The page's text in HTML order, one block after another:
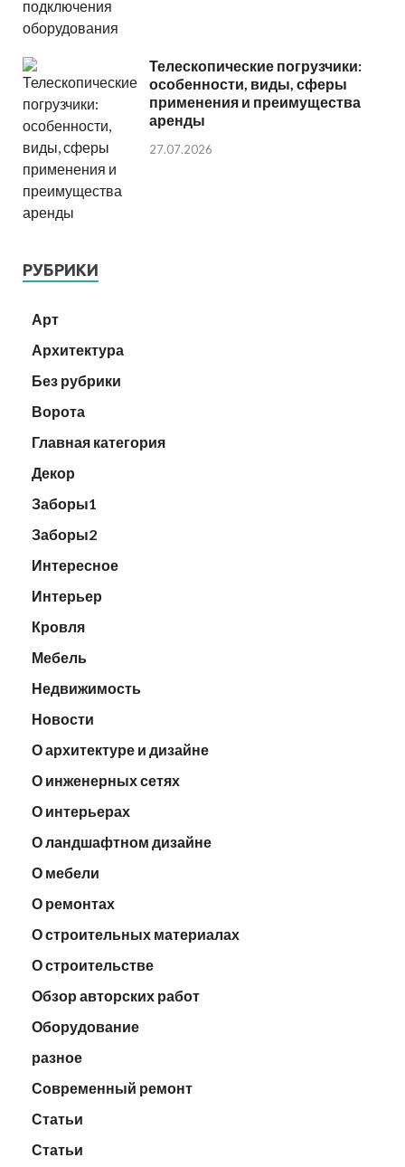
Телескопические погрузчики:
особенности, виды, сферы
применения и преимущества
аренды
27.07.2026
РУБРИКИ
Арт
Архитектура
Без рубрики
Ворота
Главная категория
Декор
Заборы1
Заборы2
Интересное
Интерьер
Кровля
Мебель
Недвижимость
Новости
О архитектуре и дизайне
О инженерных сетях
О интерьерах
О ландшафтном дизайне
О мебели
О ремонтах
О строительных материалах
О строительстве
Обзор авторских работ
Оборудование
разное
Современный ремонт
Статьи
Статьи